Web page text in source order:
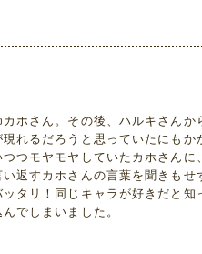
ホさん。その後、ハルキさんか
れるだろうと思っていたにもか
つモヤモヤしていたカホさんに
返すカホさんの言葉を聞きもせ
タリ！同じキャラが好きだと知
でしまいました。